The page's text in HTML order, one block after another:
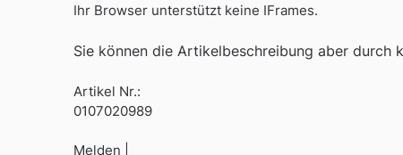
Ihr Browser unterstützt keine IFrames.
Sie können die Artikelbeschreibung aber durch
Artikel Nr.:
0107020989
Melden |